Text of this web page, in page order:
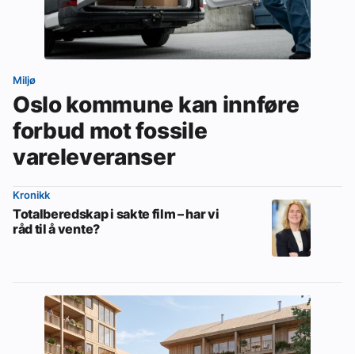
Miljø
Oslo kommune kan innføre
forbud mot fossile
vareleveranser
Kronikk
Totalberedskap i sakte film – har vi
råd til å vente?